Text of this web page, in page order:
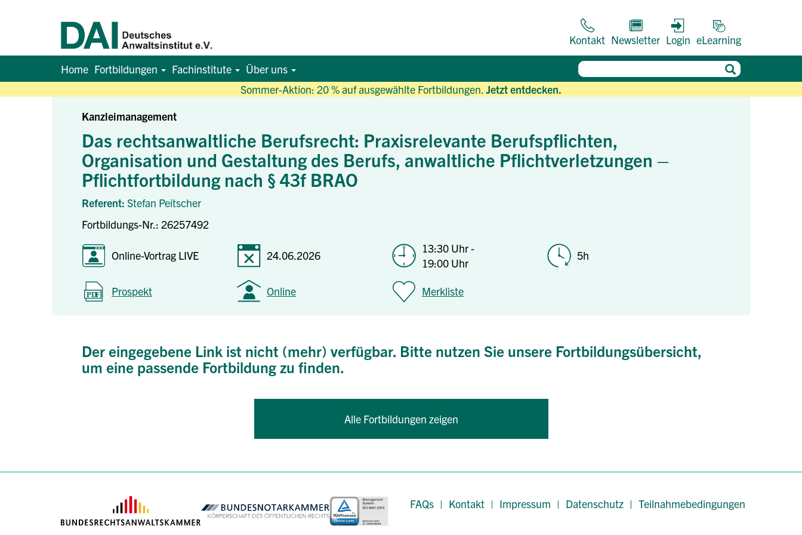
Sommer-Aktion: 20 % auf ausgewählte Fortbildungen.Jetzt entdecken.
Kontakt Newsletter Login eLearning
Home Fortbildungen Fachinstitute Über uns
Kanzleimanagement
Das rechtsanwaltliche Berufsrecht: Praxisrelevante Berufspflichten,
Organisation und Gestaltung des Berufs, anwaltliche Pflichtverletzungen –
Pflichtfortbildung nach § 43f BRAO
Referent: Stefan Peitscher
Fortbildungs-Nr.: 26257492
Online-Vortrag LIVE 24.06.2026
13:30 Uhr -
19:00 Uhr
5h
Prospekt Online Merkliste
Der eingegebene Link ist nicht (mehr) verfügbar. Bitte nutzen Sie unsere Fortbildungsübersicht,
um eine passende Fortbildung zu finden.
Alle Fortbildungen zeigen
FAQs | Kontakt | Impressum | Datenschutz | Teilnahmebedingungen